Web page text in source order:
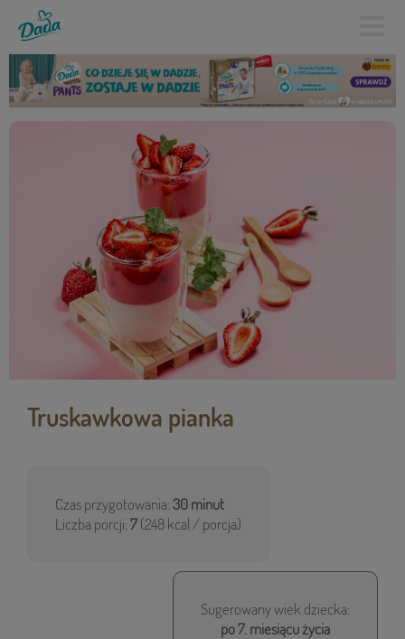
Truskawkowa pianka
Czas przygotowania:30 minut
Liczba porcji:7(248 kcal / porcja)
Sugerowany wiek dziecka:
po 7. miesiącu życia